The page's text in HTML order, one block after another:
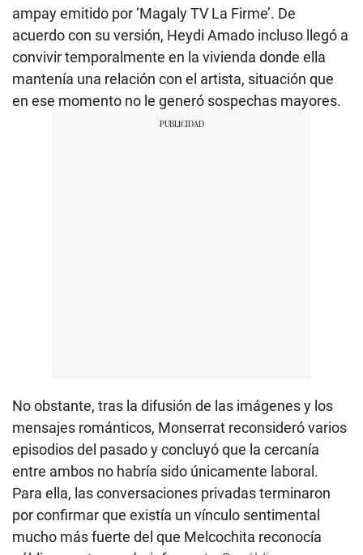
ampay emitido por ‘Magaly TV La Firme’. De
acuerdo con su versión, Heydi Amado incluso llegó a
convivir temporalmente en la vivienda donde ella
mantenía una relación con el artista, situación que
en ese momento no le generó sospechas mayores.
No obstante, tras la difusión de las imágenes y los
mensajes románticos, Monserrat reconsideró varios
episodios del pasado y concluyó que la cercanía
entre ambos no habría sido únicamente laboral.
Para ella, las conversaciones privadas terminaron
por confirmar que existía un vínculo sentimental
mucho más fuerte del que Melcochita reconocía